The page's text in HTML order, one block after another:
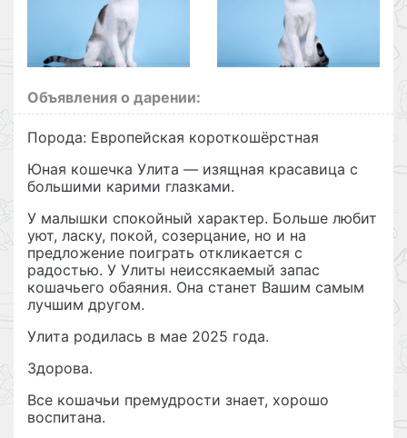
Объявления о дарении:
Порода: Европейская короткошёрстная
Юная кошечка Улита — изящная красавица с
большими карими глазками.
У малышки спокойный характер. Больше любит
уют, ласку, покой, созерцание, но и на
предложение поиграть откликается с
радостью. У Улиты неиссякаемый запас
кошачьего обаяния. Она станет Вашим самым
лучшим другом.
Улита родилась в мае 2025 года.
Здорова.
Все кошачьи премудрости знает, хорошо
воспитана.